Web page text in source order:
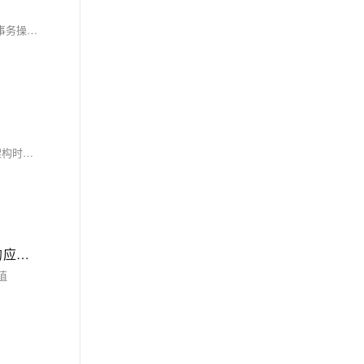
本文深入解析了MySQL事务处理机制及ACID特性，通过银行转账、批量操作等实际案例展示了事务的应用技巧，并提供了性能优化方案。内容涵盖事务操作、一致性保障、并发控制、持久性机制、分布式事务及最佳实践，助力开发者构建高可靠数据库系统。
总的来说，加密和压缩是维护MySQL数据库中数据安全性和效率的有效手段。使用时需权衡性能与安全，合理应用加密和压缩函数。在设计数据库架构时要考虑到加密字段的查询性能，因为加密可能使得一些索引失效。压缩数据能有效减少存储空间的占用，但在服务器负载较高时应避免实时压缩和解压，以免影响总体性能。
Canal作为一款高效、可靠的数据同步工具，凭借其基于MySQL binlog的增量同步机制，在数据同步领域展现了强大的应用价值